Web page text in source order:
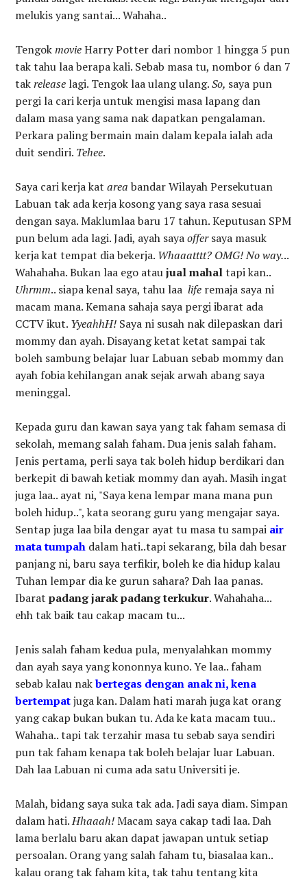
melukis yang santai... Wahaha..
TengokmovieHarry Potter dari nombor 1 hingga 5 pun
tak tahu laa berapa kali. Sebab masa tu, nombor 6 dan 7
takrelease lagi. Tengok laa ulang ulang.So, saya pun
pergi la cari kerja untuk mengisi masa lapang dan
dalam masa yang sama nak dapatkan pengalaman.
Perkara paling bermain main dalam kepala ialah ada
duit sendiri. Tehee.
Saya cari kerja katareabandar Wilayah Persekutuan
Labuan tak ada kerja kosong yang saya rasa sesuai
dengan saya. Maklumlaa baru 17 tahun. Keputusan SPM
pun belum ada lagi. Jadi, ayah sayaoffersaya masuk
kerja kat tempat dia bekerja. Whaaatttt? OMG! No way...
Wahahaha. Bukan laa ego ataujual mahaltapi kan..
Uhrmm.. siapa kenal saya, tahu laalife remaja saya ni
macam mana. Kemana sahaja saya pergi ibarat ada
CCTV ikut. YyeahhH! Saya ni susah nak dilepaskan dari
mommy dan ayah. Disayang ketat ketat sampai tak
boleh sambung belajar luar Labuan sebab mommy dan
ayah fobia kehilangan anak sejak arwah abang saya
meninggal.
Kepada guru dan kawan saya yang tak faham semasa di
sekolah, memang salah faham. Dua jenis salah faham.
Jenis pertama, perli saya tak boleh hidup berdikari dan
berkepit di bawah ketiak mommy dan ayah. Masih ingat
juga laa.. ayat ni, "Saya kena lempar mana mana pun
boleh hidup..", kata seorang guru yang mengajar saya.
Sentap juga laa bila dengar ayat tu masa tu sampai air
mata tumpah dalam hati..tapi sekarang, bila dah besar
panjang ni, baru saya terfikir, boleh ke dia hidup kalau
Tuhan lempar dia ke gurun sahara? Dah laa panas.
Ibaratpadang jarak padang terkukur. Wahahaha...
ehh tak baik tau cakap macam tu...
Jenis salah faham kedua pula, menyalahkan mommy
dan ayah saya yang kononnya kuno. Ye laa.. faham
sebab kalau nakbertegas dengan anak ni, kena
bertempatjuga kan. Dalam hati marah juga kat orang
yang cakap bukan bukan tu. Ada ke kata macam tuu..
Wahaha.. tapi tak terzahir masa tu sebab saya sendiri
pun tak faham kenapa tak boleh belajar luar Labuan.
Dah laa Labuan ni cuma ada satu Universiti je.
Malah, bidang saya suka tak ada. Jadi saya diam. Simpan
dalam hati.Hhaaah!Macam saya cakap tadi laa. Dah
lama berlalu baru akan dapat jawapan untuk setiap
persoalan. Orang yang salah faham tu, biasalaa kan..
kalau orang tak faham kita, tak tahu tentang kita